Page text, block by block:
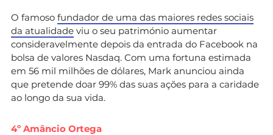
O famoso fundador de uma das maiores redes sociais
da atualidade viu o seu património aumentar
consideravelmente depois da entrada do Facebook na
bolsa de valores Nasdaq. Com uma fortuna estimada
em 56 mil milhões de dólares, Mark anunciou ainda
que pretende doar 99% das suas ações para a caridade
ao longo da sua vida.
4º Amâncio Ortega